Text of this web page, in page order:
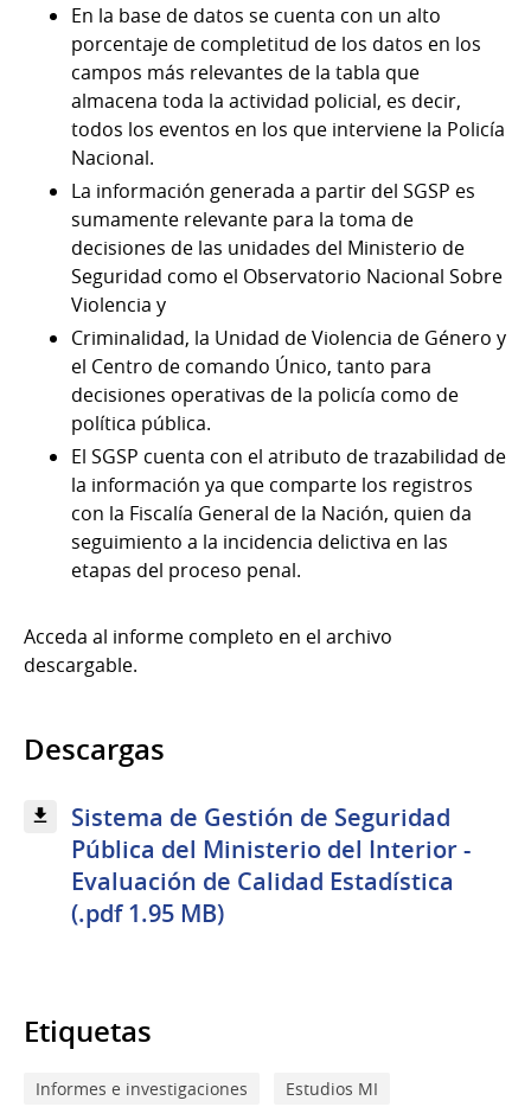
En la base de datos se cuenta con un alto
porcentaje de completitud de los datos en los
campos más relevantes de la tabla que
almacena toda la actividad policial, es decir,
todos los eventos en los que interviene la Policía
Nacional.
La información generada a partir del SGSP es
sumamente relevante para la toma de
decisiones de las unidades del Ministerio de
Seguridad como el Observatorio Nacional Sobre
Violencia y
Criminalidad, la Unidad de Violencia de Género y
el Centro de comando Único, tanto para
decisiones operativas de la policía como de
política pública.
El SGSP cuenta con el atributo de trazabilidad de
la información ya que comparte los registros
con la Fiscalía General de la Nación, quien da
seguimiento a la incidencia delictiva en las
etapas del proceso penal.
Acceda al informe completo en el archivo
descargable.
Descargas
Sistema de Gestión de Seguridad
Pública del Ministerio del Interior -
Evaluación de Calidad Estadística
(.pdf 1.95 MB)
Etiquetas
Informes e investigaciones Estudios MI